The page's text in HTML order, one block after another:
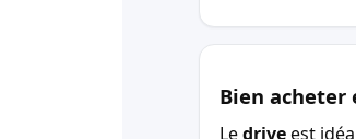
Bien acheter
Ledriveest